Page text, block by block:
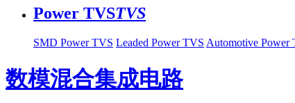
Power TVSTVS
SMD Power TVS Leaded Power TVS Automotive Power
数模混合集成电路